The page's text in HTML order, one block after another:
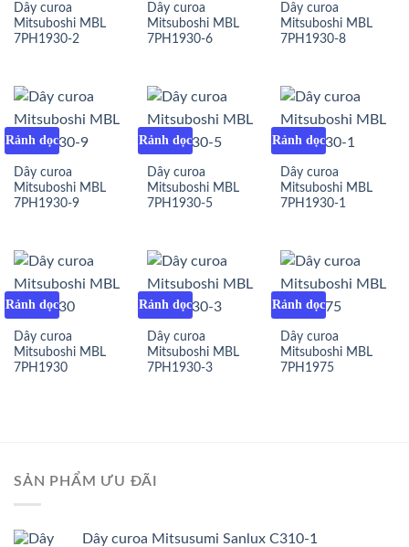
Dây curoa
Mitsuboshi MBL
7PH1930-2
Dây curoa
Mitsuboshi MBL
7PH1930-6
Dây curoa
Mitsuboshi MBL
7PH1930-8
Rảnh dọc
Dây curoa
Mitsuboshi MBL
7PH1930-9
Rảnh dọc
Dây curoa
Mitsuboshi MBL
7PH1930-5
Rảnh dọc
Dây curoa
Mitsuboshi MBL
7PH1930-1
Rảnh dọc
Dây curoa
Mitsuboshi MBL
7PH1930
Rảnh dọc
Dây curoa
Mitsuboshi MBL
7PH1930-3
Rảnh dọc
Dây curoa
Mitsuboshi MBL
7PH1975
SẢN PHẨM ƯU ĐÃI
Dây curoa Mitsusumi Sanlux C310-1